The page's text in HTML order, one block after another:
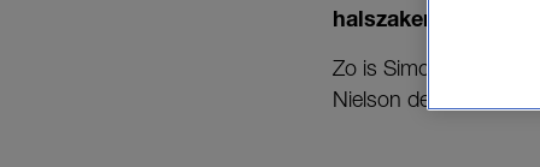
halszaken, maar
Zo is Simon Keizer
Nielson de liefste ode